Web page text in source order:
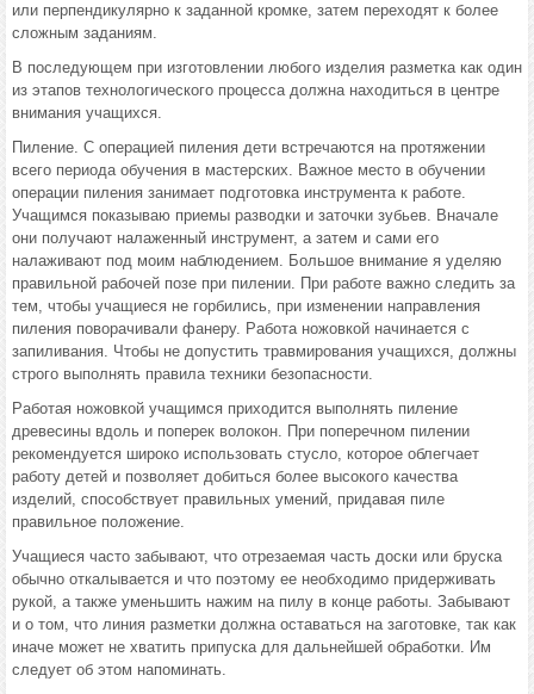
или перпендикулярно к заданной кромке, затем переходят к более
сложным заданиям.
В последующем при изготовлении любого изделия разметка как один
из этапов технологического процесса должна находиться в центре
внимания учащихся.
Пиление. С операцией пиления дети встречаются на протяжении
всего периода обучения в мастерских. Важное место в обучении
операции пиления занимает подготовка инструмента к работе.
Учащимся показываю приемы разводки и заточки зубьев. Вначале
они получают налаженный инструмент, а затем и сами его
налаживают под моим наблюдением. Большое внимание я уделяю
правильной рабочей позе при пилении. При работе важно следить за
тем, чтобы учащиеся не горбились, при изменении направления
пиления поворачивали фанеру. Работа ножовкой начинается с
запиливания. Чтобы не допустить травмирования учащихся, должны
строго выполнять правила техники безопасности.
Работая ножовкой учащимся приходится выполнять пиление
древесины вдоль и поперек волокон. При поперечном пилении
рекомендуется широко использовать стусло, которое облегчает
работу детей и позволяет добиться более высокого качества
изделий, способствует правильных умений, придавая пиле
правильное положение.
Учащиеся часто забывают, что отрезаемая часть доски или бруска
обычно откалывается и что поэтому ее необходимо придерживать
рукой, а также уменьшить нажим на пилу в конце работы. Забывают
и о том, что линия разметки должна оставаться на заготовке, так как
иначе может не хватить припуска для дальнейшей обработки. Им
следует об этом напоминать.